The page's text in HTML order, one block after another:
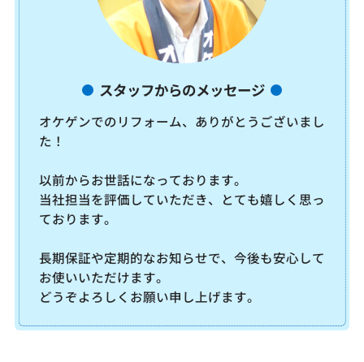
スタッフからのメッセージ
オケゲンでのリフォーム、ありがとうございまし
た！
以前からお世話になっております。
当社担当を評価していただき、とても嬉しく思っ
ております。
長期保証や定期的なお知らせで、今後も安心して
お使いいただけます。
どうぞよろしくお願い申し上げます。